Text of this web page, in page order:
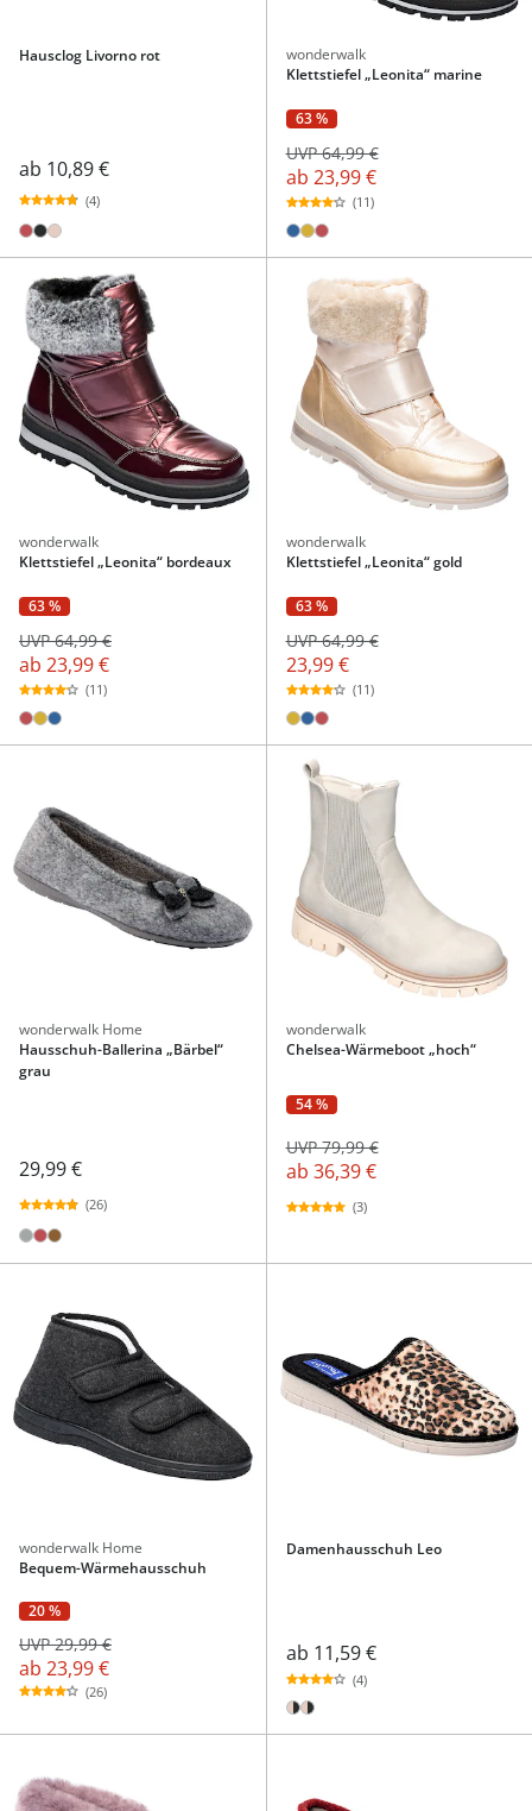
Hausclog Livorno rot
ab 10,89 €
(4)
wonderwalk
Klettstiefel „Leonita“ marine
63 %
ab 23,99 €
UVP 64,99 €
(11)
wonderwalk
Klettstiefel „Leonita“ bordeaux
63 %
ab 23,99 €
UVP 64,99 €
(11)
wonderwalk
Klettstiefel „Leonita“ gold
63 %
23,99 €
UVP 64,99 €
(11)
wonderwalk Home
Hausschuh-Ballerina „Bärbel“
grau
29,99 €
(26)
wonderwalk
Chelsea-Wärmeboot „hoch“
54 %
ab 36,39 €
UVP 79,99 €
(3)
wonderwalk Home
Bequem-Wärmehausschuh
20 %
ab 23,99 €
UVP 29,99 €
(26)
Damenhausschuh Leo
ab 11,59 €
(4)